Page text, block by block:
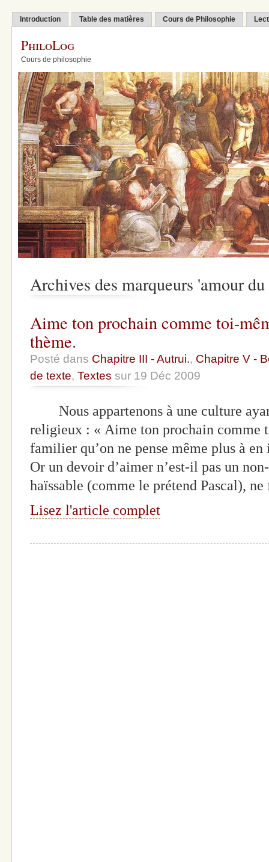
Introduction Table des matières Cours de Philosophie
PhiloLog
Cours de philosophie
Archives des marqueurs 'amour
Aime ton prochain comme toi-
thème.
Posté dans Chapitre III - Autrui., Chapitre V -
de texte, Textes sur 19 Déc 2009
Nous appartenons à une culture
religieux : « Aime ton prochain comme
familier qu’on ne pense même plus à
Or un devoir d’aimer n’est-il pas un
haïssable (comme le prétend Pascal),
Lisez l'article complet